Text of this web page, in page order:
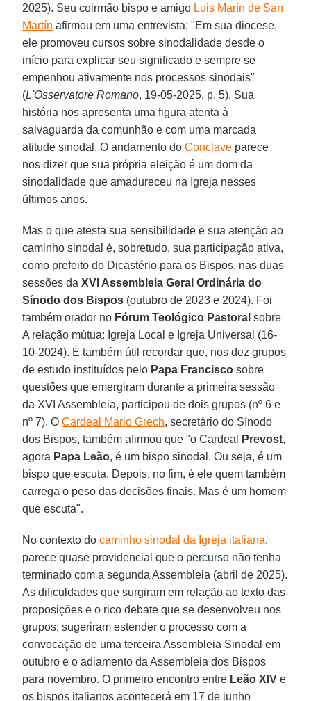
2025). Seu coirmão bispo e amigo Luis Marín de San
Martín afirmou em uma entrevista: "Em sua diocese,
ele promoveu cursos sobre sinodalidade desde o
início para explicar seu significado e sempre se
empenhou ativamente nos processos sinodais"
(L'Osservatore Romano, 19-05-2025, p. 5). Sua
história nos apresenta uma figura atenta à
salvaguarda da comunhão e com uma marcada
atitude sinodal. O andamento doConclave parece
nos dizer que sua própria eleição é um dom da
sinodalidade que amadureceu na Igreja nesses
últimos anos.
Mas o que atesta sua sensibilidade e sua atenção ao
caminho sinodal é, sobretudo, sua participação ativa,
como prefeito do Dicastério para os Bispos, nas duas
sessões daXVI Assembleia Geral Ordinária do
Sínodo dos Bispos (outubro de 2023 e 2024). Foi
também orador no Fórum Teológico Pastoral sobre
A relação mútua: Igreja Local e Igreja Universal (16-
10-2024). É também útil recordar que, nos dez grupos
de estudo instituídos pelo Papa Francisco sobre
questões que emergiram durante a primeira sessão
da XVI Assembleia, participou de dois grupos (nº 6 e
nº 7). OCardeal Mario Grech, secretário do Sínodo
dos Bispos, também afirmou que "o Cardeal
Prevost,
agora Papa Leão, é um bispo sinodal. Ou seja, é um
bispo que escuta. Depois, no fim, é ele quem também
carrega o peso das decisões finais. Mas é um homem
que escuta".
No contexto docaminho sinodal da Igreja italiana,
parece quase providencial que o percurso não tenha
terminado com a segunda Assembleia (abril de 2025).
As dificuldades que surgiram em relação ao texto das
proposições e o rico debate que se desenvolveu nos
grupos, sugeriram estender o processo com a
convocação de uma terceira Assembleia Sinodal em
outubro e o adiamento da Assembleia dos Bispos
para novembro. O primeiro encontro entre Leão XIV e
os bispos italianos acontecerá em 17 de junho